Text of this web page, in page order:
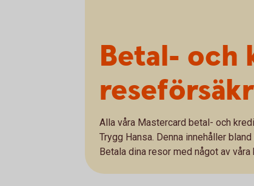
Betal- och
Alla våra Mastercard betal- och
Trygg Hansa. Denna innehåller
Betala dina resor med något av